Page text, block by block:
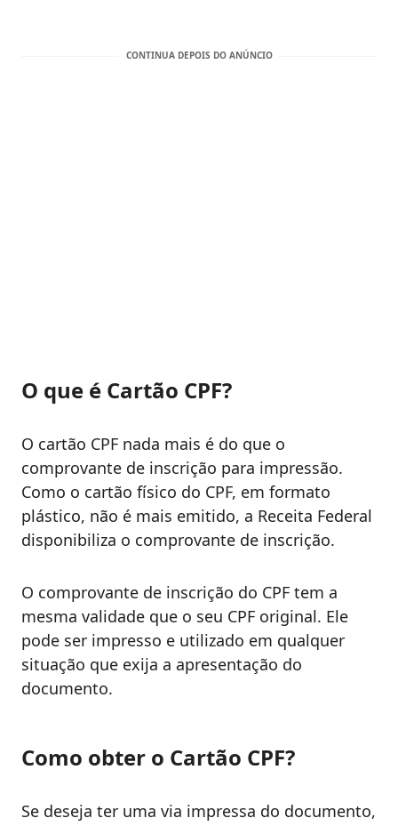
O que é Cartão CPF?
O cartão CPF nada mais é do que o
comprovante de inscrição para impressão.
Como o cartão físico do CPF, em formato
plástico, não é mais emitido, a Receita Federal
disponibiliza o comprovante de inscrição.
O comprovante de inscrição do CPF tem a
mesma validade que o seu CPF original. Ele
pode ser impresso e utilizado em qualquer
situação que exija a apresentação do
documento.
Como obter o Cartão CPF?
Se deseja ter uma via impressa do documento,